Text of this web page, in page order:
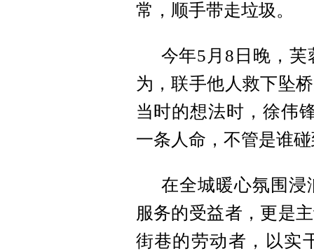
常，顺手带走垃圾。
今年5月8日晚，
为，联手他人救下坠
当时的想法时，徐伟
一条人命，不管是谁
在全城暖心氛围浸
服务的受益者，更是
街巷的劳动者，以实